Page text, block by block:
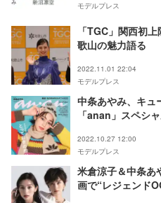
モデルプレス
「TGC」関西初
歌山の魅力語る
2022.11.01 22:04
モデルプレス
中条あやみ、キュ
「anan」スペシ
2022.10.27 12:00
モデルプレス
米倉涼子＆中条あ
画で“レジェンド